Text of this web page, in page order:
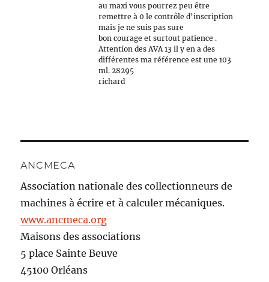
au maxi vous pourrez peu être
remettre à 0 le contrôle d’inscription
mais je ne suis pas sure
bon courage et surtout patience .
Attention des AVA 13 il y en a des
différentes ma référence est une 103
ml. 28295
richard
ANCMECA
Association nationale des collectionneurs de
machines à écrire et à calculer mécaniques.
www.ancmeca.org
Maisons des associations
5 place Sainte Beuve
45100 Orléans